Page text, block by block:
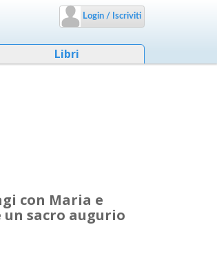
Login / Iscriviti
Libri
con Maria e
sacro augurio